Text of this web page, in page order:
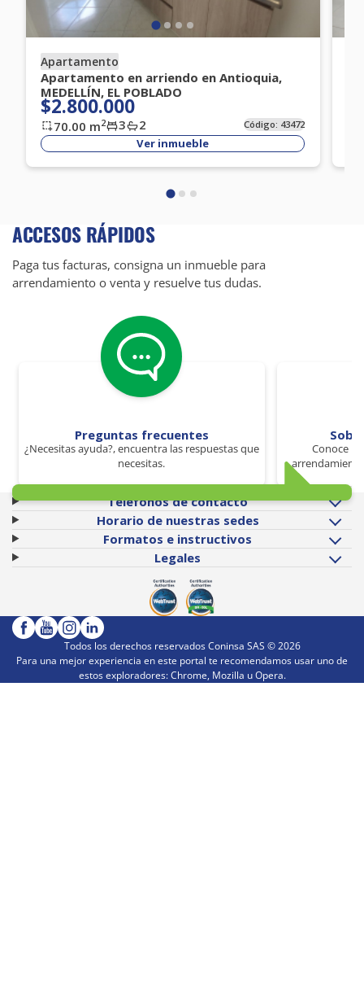
Apartamento
Apartamento en arriendo en Antioquia,
MEDELLÍN, EL POBLADO
$2.800.000
70.00 m2 3 2 Código: 43472
Ver inmueble
ACCESOS RÁPIDOS
Paga tus facturas, consigna un inmueble para
arrendamiento o venta y resuelve tus dudas.
Preguntas frecuentes
¿Necesitas ayuda?, encuentra las respuestas que
necesitas.
Conoce
Teléfonos de contacto
Horario de nuestras sedes
Formatos e instructivos
Legales
Todos los derechos reservados Coninsa SAS ©2026
Para una mejor experiencia en este portal te recomendamos usar uno de
estos exploradores: Chrome, Mozilla u Opera.